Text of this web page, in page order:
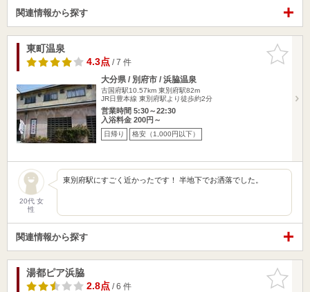
関連情報から探す
お気に入
りに追加
東町温泉
4.3点/ 7 件
大分県 / 別府市 / 浜脇温泉
古国府駅10.57km 東別府駅82m
JR日豊本線 東別府駅より徒歩約2分
営業時間 5:30～22:30
入浴料金 200円～
日帰り 格安（1,000円以下）
20代 女
性
東別府駅にすごく近かったです！ 半地下でお洒落でした。
関連情報から探す
お気に入
りに追加
湯都ピア浜脇
2.8点/ 6 件